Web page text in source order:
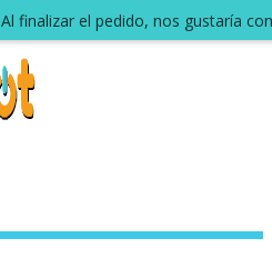
Al finalizar el pedido, nos gustaría